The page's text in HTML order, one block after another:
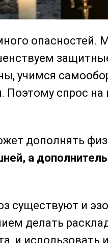
опасностей.
учимся
. Поэтому спрос на
дополнять
а
существуют и
делать
и использовать